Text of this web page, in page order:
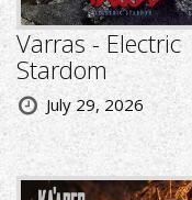
Varras - Electric
Stardom
July 29, 2026